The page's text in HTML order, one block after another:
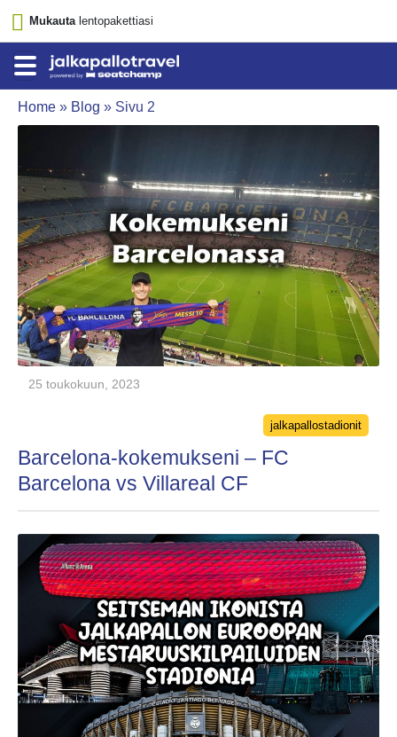
Mukautalentopakettiasi
Home » Blog » Sivu 2
25 toukokuun, 2023
Categories
jalkapallostadionit
Barcelona-kokemukseni – FC
Barcelona vs Villareal CF